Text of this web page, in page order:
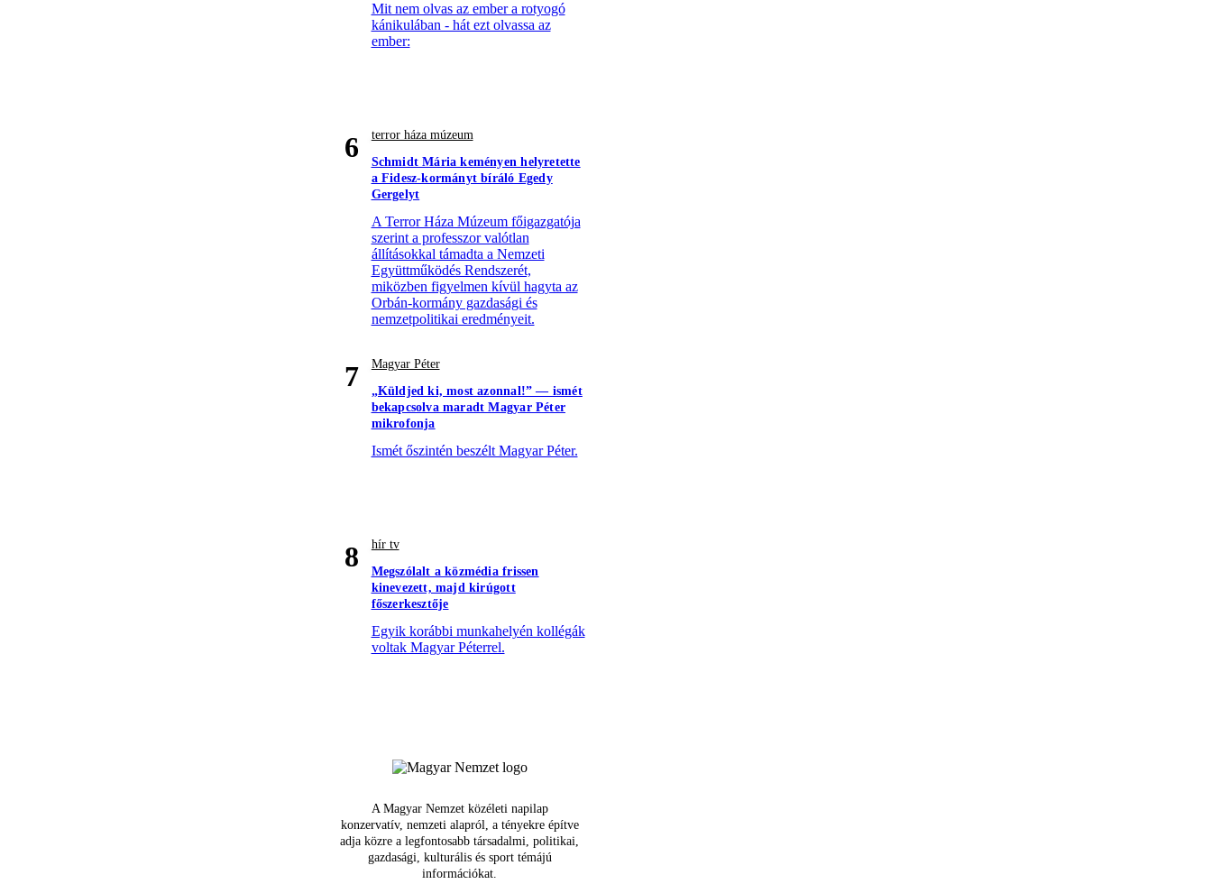
Mit nem olvas az ember a rotyogó
kánikulában - hát ezt olvassa az
ember:
6
terror háza múzeum
Schmidt Mária keményen helyretette
a Fidesz-kormányt bíráló Egedy
Gergelyt
A Terror Háza Múzeum főigazgatója
szerint a professzor valótlan
állításokkal támadta a Nemzeti
Együttműködés Rendszerét,
miközben figyelmen kívül hagyta az
Orbán-kormány gazdasági és
nemzetpolitikai eredményeit.
7
Magyar Péter
„Küldjed ki, most azonnal!” — ismét
bekapcsolva maradt Magyar Péter
mikrofonja
Ismét őszintén beszélt Magyar Péter.
8
hír tv
Megszólalt a közmédia frissen
kinevezett, majd kirúgott
főszerkesztője
Egyik korábbi munkahelyén kollégák
voltak Magyar Péterrel.
A Magyar Nemzet közéleti napilap
konzervatív, nemzeti alapról, a tényekre építve
adja közre a legfontosabb társadalmi, politikai,
gazdasági, kulturális és sport témájú
információkat.